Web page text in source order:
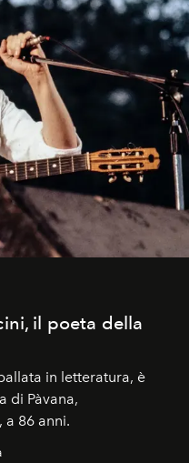
il poeta della
in letteratura, è
di Pàvana,
86 anni.